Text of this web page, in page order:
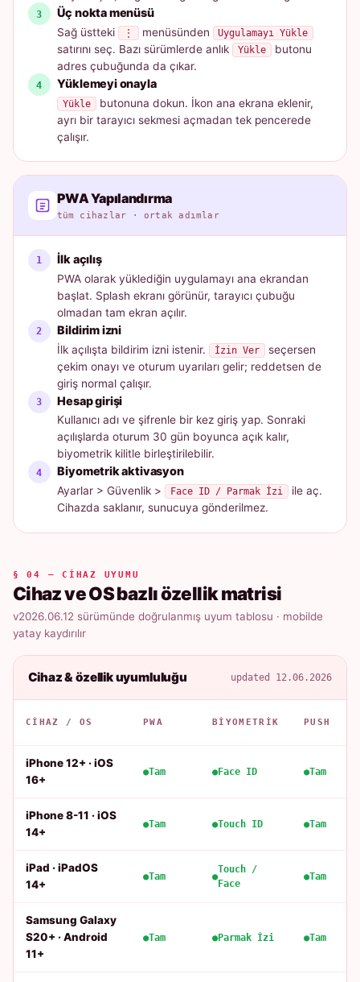
Üç nokta menüsü
Sağ üstteki ⋮ menüsünden Uygulamayı Yükle
satırını seç. Bazı sürümlerde anlık Yükle
butonu
adres çubuğunda da çıkar.
Yüklemeyi onayla
Yükle
butonuna dokun. İkon ana ekrana eklenir,
ayrı bir tarayıcı sekmesi açmadan tek pencerede
çalışır.
PWA Yapılandırma
tüm cihazlar · ortak adımlar
İlk açılış
PWA olarak yüklediğin uygulamayı ana ekrandan
başlat. Splash ekranı görünür, tarayıcı çubuğu
olmadan tam ekran açılır.
Bildirim izni
İlk açılışta bildirim izni istenir. İzin Ver
seçersen
çekim onayı ve oturum uyarıları gelir; reddetsen de
giriş normal çalışır.
Hesap girişi
Kullanıcı adı ve şifrenle bir kez giriş yap. Sonraki
açılışlarda oturum 30 gün boyunca açık kalır,
biyometrik kilitle birleştirilebilir.
Biyometrik aktivasyon
Ayarlar > Güvenlik > Face ID / Parmak İzi
ile aç.
Cihazda saklanır, sunucuya gönderilmez.
§ 04 — CIHAZ UYUMU
Cihaz ve OS bazlı özellik matrisi
v2026.06.12 sürümünde doğrulanmış uyum tablosu · mobilde
yatay kaydırılır
Cihaz & özellik uyumluluğu updated 12.06.2026
CIHAZ / OS PWA BIYOMETRIK PUSH
iPhone 12+ · iOS
16+
Tam Face ID Tam
iPhone 8-11 · iOS
14+
Tam Touch ID Tam
iPad · iPadOS
14+
Tam
Touch /
Face
Tam
Samsung Galaxy
S20+ · Android
11+
Tam Parmak İzi Tam